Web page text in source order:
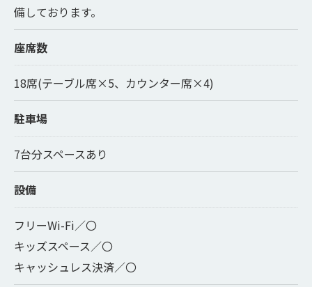
備しております。
座席数
18席(テーブル席×5、カウンター席×4)
駐車場
7台分スペースあり
設備
フリーWi-Fi／〇
キッズスペース／〇
キャッシュレス決済／〇